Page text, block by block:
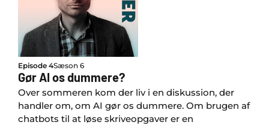
Episode 4Sæson 6
Gør AI os dummere?
Over sommeren kom der liv i en diskussion, der
handler om, om AI gør os dummere. Om brugen af
chatbots til at løse skriveopgaver er en